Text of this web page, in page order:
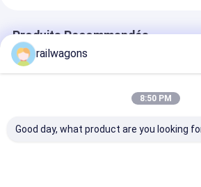
Produits Recommandés
railwagons
8:50 PM
Good day, what product are you looking